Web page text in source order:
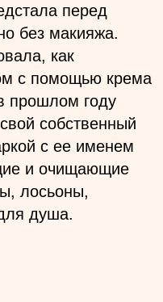
перед
без макияжа.
как
с помощью крема
прошлом году
собственный
с ее именем
и очищающие
лосьоны,
душа.